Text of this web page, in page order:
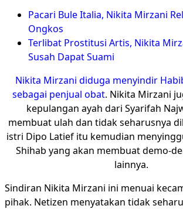
Pacari Bule Italia, Nikita Mirzani
Ongkos
Terlibat Prostitusi Artis, Nikita
Susah Dapat Suami
Nikita Mirzani diduga menyindir
sebagai penjual obat. Nikita Mirzani
kepulangan ayah dari Syarifah
membuat ulah dan tidak seharusnya
istri Dipo Latief itu kemudian
Shihab yang akan membuat demo-
lainnya.
Sindiran Nikita Mirzani ini menuai
pihak. Netizen menyatakan tidak